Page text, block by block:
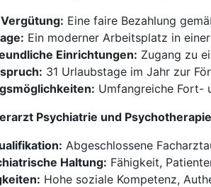
Eine faire Bezahlung
Ein moderner Arbeitsplatz in
Einrichtungen: Zugang zu
31 Urlaubstage im Jahr zur
Umfangreiche Fort-
Psychiatrie und
Abgeschlossene
Haltung: Fähigkeit,
Hohe soziale Kompetenz,